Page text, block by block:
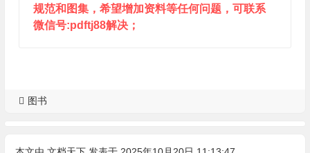
规范和图集，希望增加资料等任何问题，可联系
微信号:pdftj88解决；
图书